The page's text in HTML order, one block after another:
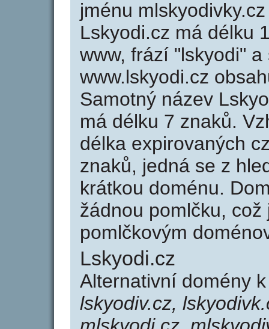
jménu
Lskyodi.cz má délku
www, frází "lskyodi"
www.lskyodi.cz
Samotný název
má délku 7 znaků.
délka expirovaných
znaků, jedná se z
krátkou doménu.
žádnou pomlčku,
pomlčkovým
Lskyodi.cz
Alternativní domény
lskyodiv.cz,